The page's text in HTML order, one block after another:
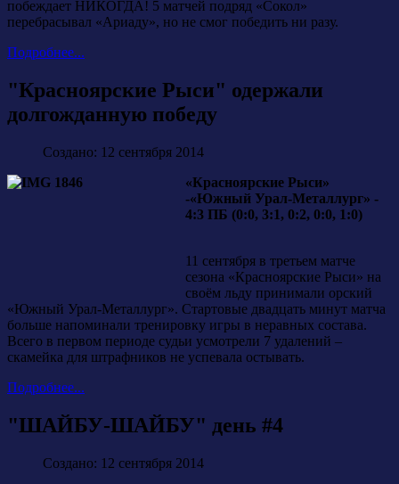
побеждает НИКОГДА! 5 матчей подряд «Сокол»
перебрасывал «Ариаду», но не смог победить ни разу.
Подробнее...
"Красноярские Рыси" одержали
долгожданную победу
Создано: 12 сентября 2014
«Красноярские Рыси»
-«Южный Урал-Металлург» -
4:3 ПБ (0:0, 3:1, 0:2, 0:0, 1:0)
11 сентября в третьем матче
сезона «Красноярские Рыси» на
своём льду принимали орский
«Южный Урал-Металлург». Стартовые двадцать минут матча
больше напоминали тренировку игры в неравных состава.
Всего в первом периоде судьи усмотрели 7 удалений –
скамейка для штрафников не успевала остывать.
Подробнее...
"ШАЙБУ-ШАЙБУ" день #4
Создано: 12 сентября 2014